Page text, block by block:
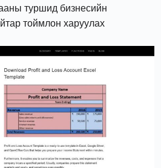
туршид бизнесийн
тоймлон харуулах